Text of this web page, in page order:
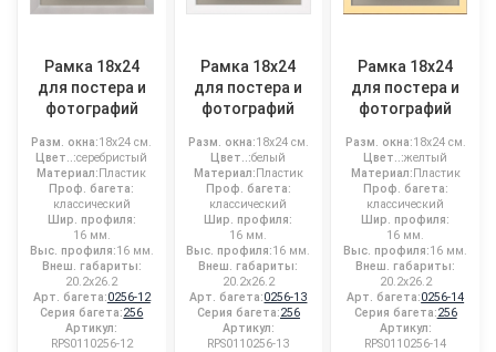
Рамка 18x24
для постера и
фотографий
Разм. окна:18x24 см.
Цвет..:серебристый
Материал:Пластик
Проф. багета:
классический
Шир. профиля:
16 мм.
Выс. профиля:16 мм.
Внеш. габариты:
20.2x26.2
Арт. багета:0256-12
Серия багета:256
Артикул:
RPS0110256-12
Рамка 18x24
для постера и
фотографий
Разм. окна:18x24 см.
Цвет..:белый
Материал:Пластик
Проф. багета:
классический
Шир. профиля:
16 мм.
Выс. профиля:16 мм.
Внеш. габариты:
20.2x26.2
Арт. багета:0256-13
Серия багета:256
Артикул:
RPS0110256-13
Рамка 18x24
для постера и
фотографий
Разм. окна:18x24 см.
Цвет..:желтый
Материал:Пластик
Проф. багета:
классический
Шир. профиля:
16 мм.
Выс. профиля:16 мм.
Внеш. габариты:
20.2x26.2
Арт. багета:0256-14
Серия багета:256
Артикул:
RPS0110256-14